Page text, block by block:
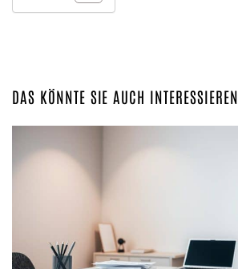
DAS KÖNNTE SIE AUCH INTERESSIEREN